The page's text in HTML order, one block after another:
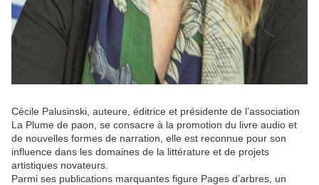
Cécile Palusinski, auteure, éditrice et présidente de l’association
La Plume de paon, se consacre à la promotion du livre audio et
de nouvelles formes de narration, elle est reconnue pour son
influence dans les domaines de la littérature et de projets
artistiques novateurs.
Parmi ses publications marquantes figure Pages d’arbres, un